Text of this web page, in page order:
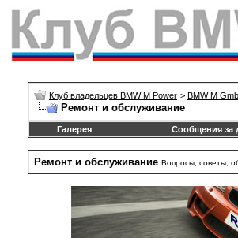
Клуб владельцев BMW M Power > BMW M
Ремонт и обслуживание
Галерея Сообщения за
Ремонт и обслуживание Вопросы, советы,